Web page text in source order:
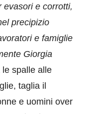
evasori e corrotti,
precipizio
e famiglie
Giorgia
spalle alle
taglia il
e uomini over